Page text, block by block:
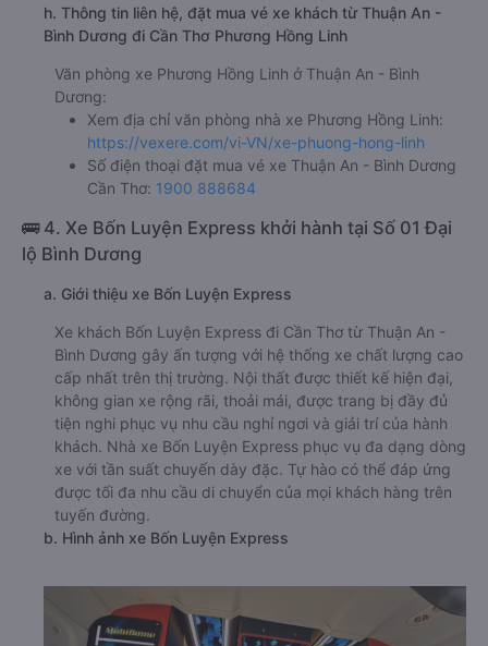
h. Thông tin liên hệ, đặt mua vé xe khách từ Thuận An -
Bình Dương đi Cần Thơ Phương Hồng Linh
Văn phòng xe Phương Hồng Linh ở Thuận An - Bình
Dương:
Xem địa chỉ văn phòng nhà xe Phương Hồng Linh:
https://vexere.com/vi-VN/xe-phuong-hong-linh
Số điện thoại đặt mua vé xe Thuận An - Bình Dương
Cần Thơ: 1900 888684
🚌 4. Xe Bốn Luyện Express khởi hành tại Số 01 Đại
lộ Bình Dương
a. Giới thiệu xe Bốn Luyện Express
Xe khách Bốn Luyện Express đi Cần Thơ từ Thuận An -
Bình Dương gây ấn tượng với hệ thống xe chất lượng cao
cấp nhất trên thị trường. Nội thất được thiết kế hiện đại,
không gian xe rộng rãi, thoải mái, được trang bị đầy đủ
tiện nghi phục vụ nhu cầu nghỉ ngơi và giải trí của hành
khách. Nhà xe Bốn Luyện Express phục vụ đa dạng dòng
xe với tần suất chuyến dày đặc. Tự hào có thể đáp ứng
được tối đa nhu cầu di chuyển của mọi khách hàng trên
tuyến đường.
b. Hình ảnh xe Bốn Luyện Express